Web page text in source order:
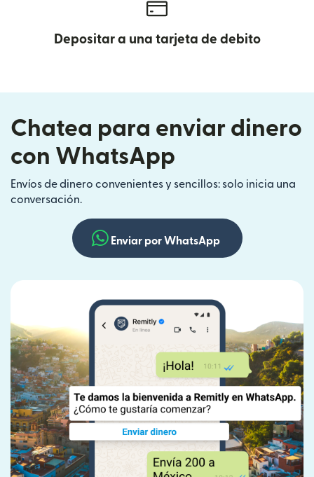
Depositar a una tarjeta de debito
Chatea para enviar dinero
con WhatsApp
Envíos de dinero convenientes y sencillos: solo inicia una
conversación.
Enviar por WhatsApp